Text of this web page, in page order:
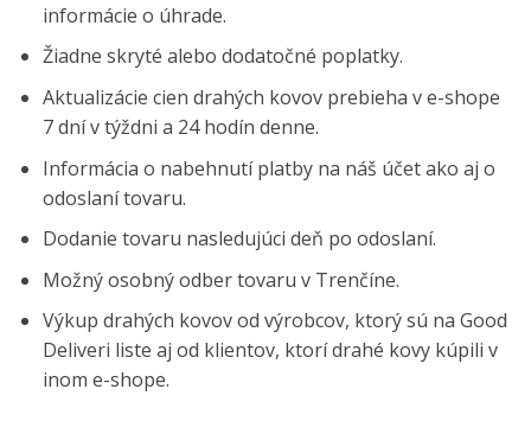
informácie o úhrade.
Žiadne skryté alebo dodatočné poplatky.
Aktualizácie cien drahých kovov prebieha v e-shope
7 dní v týždni a 24 hodín denne.
Informácia o nabehnutí platby na náš účet ako aj o
odoslaní tovaru.
Dodanie tovaru nasledujúci deň po odoslaní.
Možný osobný odber tovaru v Trenčíne.
Výkup drahých kovov od výrobcov, ktorý sú na Good
Deliveri liste aj od klientov, ktorí drahé kovy kúpili v
inom e-shope.